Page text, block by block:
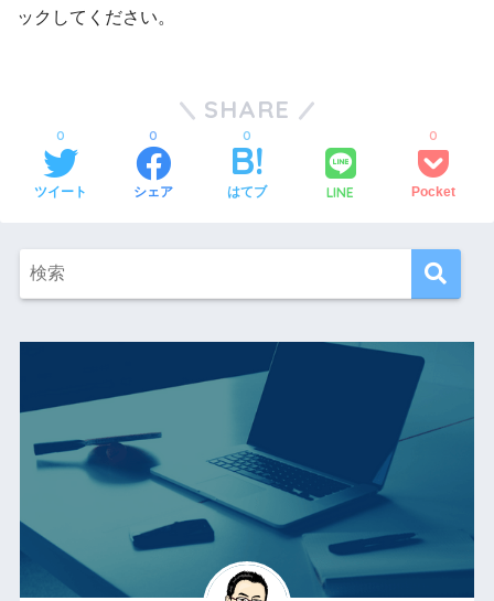
ックしてください。
SHARE
ツイート
0
シェア
0
はてブ
0
LINE Pocket
0